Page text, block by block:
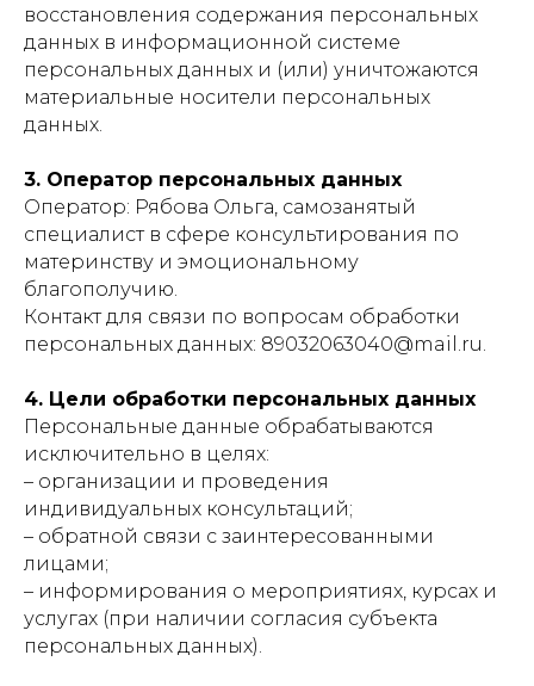
восстановления содержания персональных
данных в информационной системе
персональных данных и (или) уничтожаются
материальные носители персональных
данных.
3. Оператор персональных данных
Оператор: Рябова Ольга, самозанятый
специалист в сфере консультирования по
материнству и эмоциональному
благополучию.
Контакт для связи по вопросам обработки
персональных данных: 89032063040@mail.ru.
4. Цели обработки персональных данных
Персональные данные обрабатываются
исключительно в целях:
– организации и проведения
индивидуальных консультаций;
– обратной связи с заинтересованными
лицами;
– информирования о мероприятиях, курсах и
услугах (при наличии согласия субъекта
персональных данных).